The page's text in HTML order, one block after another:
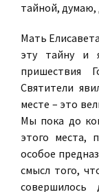
тайной, думаю,
Мать
эту тайну и
пришествия
Святители
месте – это
Мы пока до
этого места,
особое
смысл того,